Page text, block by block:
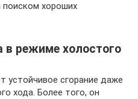
хороших
в режиме холостого
устойчивое сгорание даже
хода. Более того, он